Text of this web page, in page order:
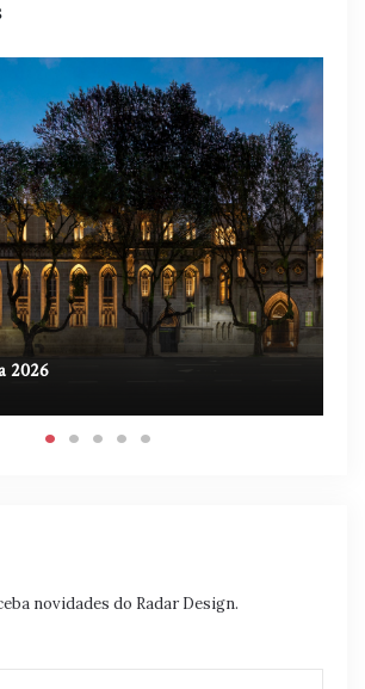
2026
novidades do Radar Design.